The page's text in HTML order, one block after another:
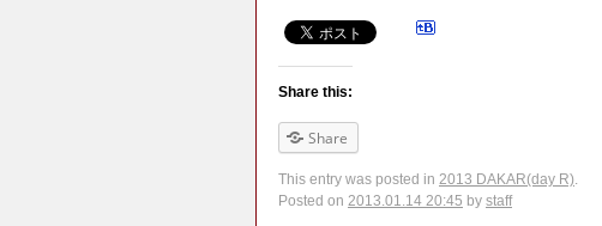
Share this:
Share
This entry was posted in 2013 DAKAR(day R).
Posted on 2013.01.14 20:45 by staff